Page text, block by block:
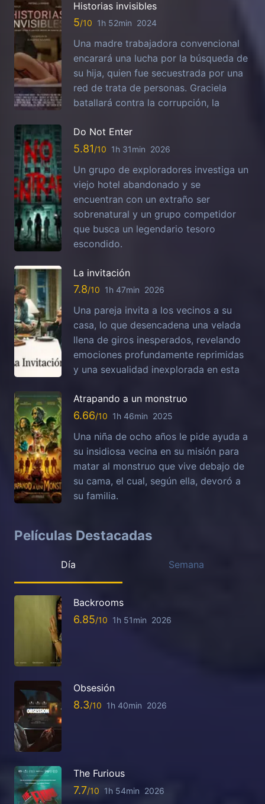
Historias invisibles
5 1h 52min 2024
Una madre trabajadora convencional
encarará una lucha por la búsqueda de
su hija, quien fue secuestrada por una
red de trata de personas. Graciela
batallará contra la corrupción, la
Do Not Enter
5.81 1h 31min 2026
Un grupo de exploradores investiga un
viejo hotel abandonado y se
encuentran con un extraño ser
sobrenatural y un grupo competidor
que busca un legendario tesoro
escondido.
La invitación
7.8 1h 47min 2026
Una pareja invita a los vecinos a su
casa, lo que desencadena una velada
llena de giros inesperados, revelando
emociones profundamente reprimidas
y una sexualidad inexplorada en esta
Atrapando a un monstruo
6.66 1h 46min 2025
Una niña de ocho años le pide ayuda a
su insidiosa vecina en su misión para
matar al monstruo que vive debajo de
su cama, el cual, según ella, devoró a
su familia.
Películas Destacadas
Día Semana
Backrooms
6.85 1h 51min 2026
Obsesión
8.3 1h 40min 2026
The Furious
7.7 1h 54min 2026